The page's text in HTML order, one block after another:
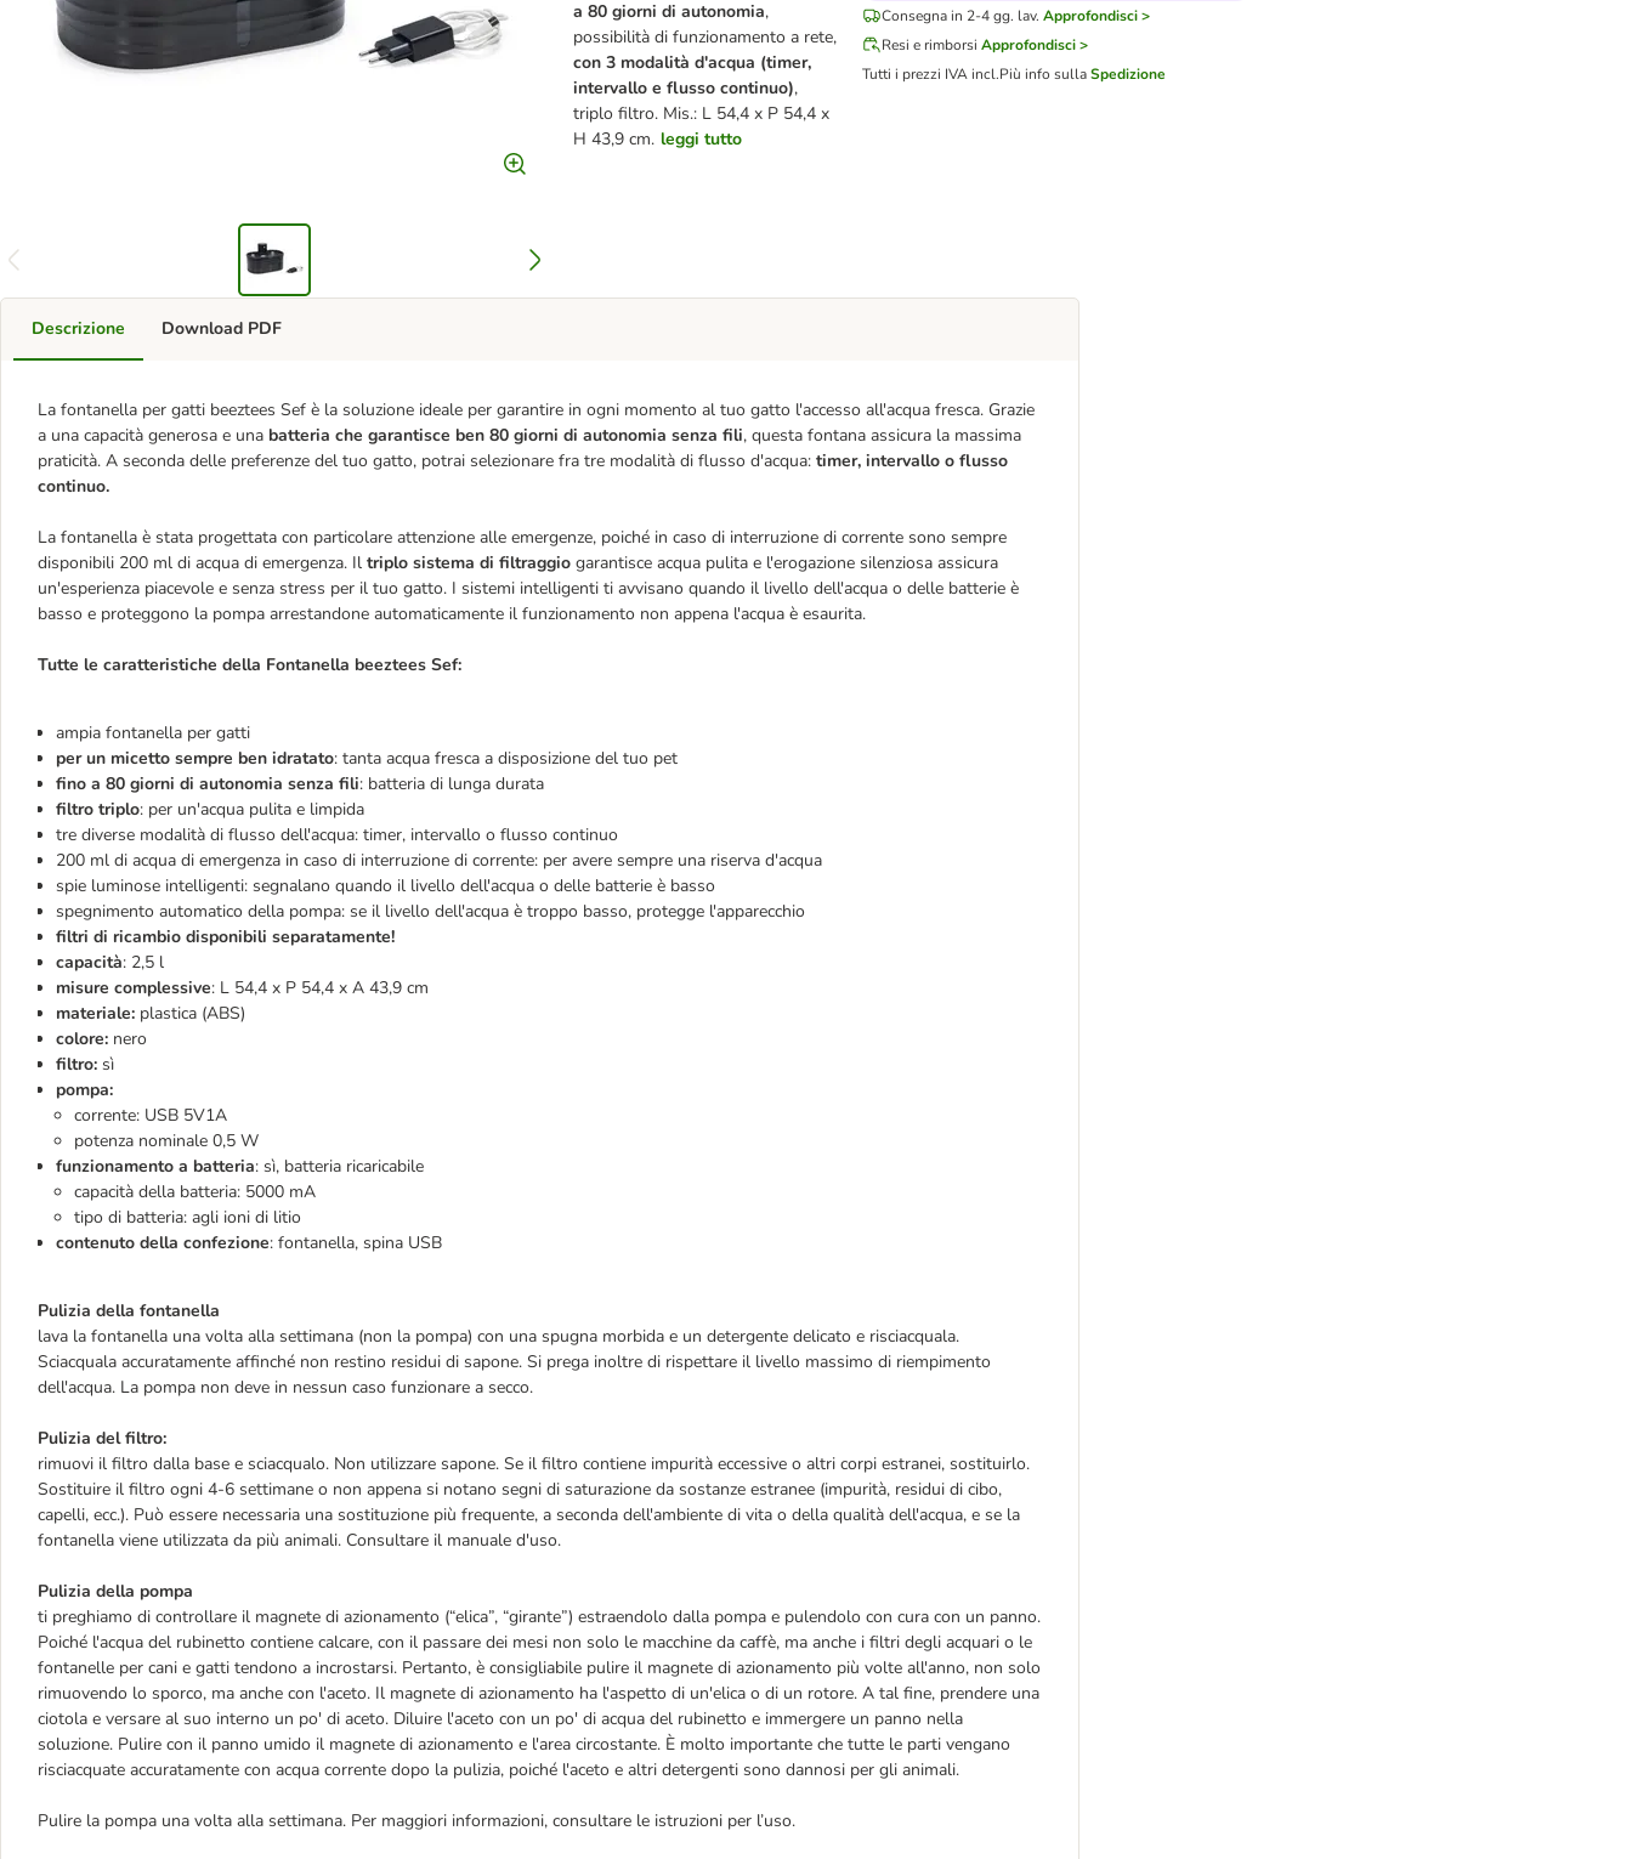
a 80 giorni di autonomia,
possibilità di funzionamento a rete,
con 3 modalità d'acqua (timer,
intervallo e flusso continuo),
triplo filtro. Mis.: L 54,4 x P 54,4 x
H 43,9 cm. leggi tutto
Consegna in 2-4 gg. lav. Approfondisci >
Resi e rimborsi Approfondisci >
Tutti i prezzi IVA incl.Più info sullaSpedizione
Descrizione
La fontanella per gatti beeztees Sef è la soluzione ideale per garantire in ogni momento al tuo gatto l'accesso all'acqua fresca. Grazie
a una capacità generosa e una batteria che garantisce ben 80 giorni di autonomia senza fili, questa fontana assicura la massima
praticità. A seconda delle preferenze del tuo gatto, potrai selezionare fra tre modalità di flusso d'acqua: timer, intervallo o flusso
continuo.
La fontanella è stata progettata con particolare attenzione alle emergenze, poiché in caso di interruzione di corrente sono sempre
disponibili 200 ml di acqua di emergenza. Il triplo sistema di filtraggio garantisce acqua pulita e l'erogazione silenziosa assicura
un'esperienza piacevole e senza stress per il tuo gatto. I sistemi intelligenti ti avvisano quando il livello dell'acqua o delle batterie è
basso e proteggono la pompa arrestandone automaticamente il funzionamento non appena l'acqua è esaurita.
Tutte le caratteristiche della Fontanella beeztees Sef:
ampia fontanella per gatti
per un micetto sempre ben idratato: tanta acqua fresca a disposizione del tuo pet
fino a 80 giorni di autonomia senza fili: batteria di lunga durata
filtro triplo: per un'acqua pulita e limpida
tre diverse modalità di flusso dell'acqua: timer, intervallo o flusso continuo
200 ml di acqua di emergenza in caso di interruzione di corrente: per avere sempre una riserva d'acqua
spie luminose intelligenti: segnalano quando il livello dell'acqua o delle batterie è basso
spegnimento automatico della pompa: se il livello dell'acqua è troppo basso, protegge l'apparecchio
filtri di ricambio disponibili separatamente!
capacità: 2,5 l
misure complessive: L 54,4 x P 54,4 x A 43,9 cm
materiale: plastica (ABS)
colore: nero
filtro: sì
pompa:
corrente: USB 5V1A
potenza nominale 0,5 W
funzionamento a batteria: sì, batteria ricaricabile
capacità della batteria: 5000 mA
tipo di batteria: agli ioni di litio
contenuto della confezione: fontanella, spina USB
Pulizia della fontanella
lava la fontanella una volta alla settimana (non la pompa) con una spugna morbida e un detergente delicato e risciacquala.
Sciacquala accuratamente affinché non restino residui di sapone. Si prega inoltre di rispettare il livello massimo di riempimento
dell'acqua. La pompa non deve in nessun caso funzionare a secco.
Pulizia del filtro:
rimuovi il filtro dalla base e sciacqualo. Non utilizzare sapone. Se il filtro contiene impurità eccessive o altri corpi estranei, sostituirlo.
Sostituire il filtro ogni 4-6 settimane o non appena si notano segni di saturazione da sostanze estranee (impurità, residui di cibo,
capelli, ecc.). Può essere necessaria una sostituzione più frequente, a seconda dell'ambiente di vita o della qualità dell'acqua, e se la
fontanella viene utilizzata da più animali. Consultare il manuale d'uso.
Pulizia della pompa
ti preghiamo di controllare il magnete di azionamento (“elica”, “girante”) estraendolo dalla pompa e pulendolo con cura con un panno.
Poiché l'acqua del rubinetto contiene calcare, con il passare dei mesi non solo le macchine da caffè, ma anche i filtri degli acquari o le
fontanelle per cani e gatti tendono a incrostarsi. Pertanto, è consigliabile pulire il magnete di azionamento più volte all'anno, non solo
rimuovendo lo sporco, ma anche con l'aceto. Il magnete di azionamento ha l'aspetto di un'elica o di un rotore. A tal fine, prendere una
ciotola e versare al suo interno un po' di aceto. Diluire l'aceto con un po' di acqua del rubinetto e immergere un panno nella
soluzione. Pulire con il panno umido il magnete di azionamento e l'area circostante. È molto importante che tutte le parti vengano
risciacquate accuratamente con acqua corrente dopo la pulizia, poiché l'aceto e altri detergenti sono dannosi per gli animali.
Pulire la pompa una volta alla settimana. Per maggiori informazioni, consultare le istruzioni per l’uso.
Download PDF